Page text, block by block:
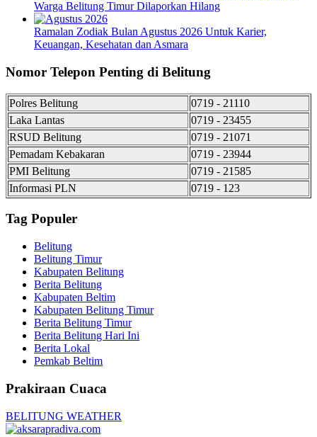
Warga Belitung Timur Dilaporkan Hilang
Ramalan Zodiak Bulan Agustus 2026 Untuk Karier,
Keuangan, Kesehatan dan Asmara
Nomor Telepon Penting di Belitung
Polres Belitung
0719 - 21110
Laka Lantas
0719 - 23455
RSUD Belitung
0719 - 21071
Pemadam Kebakaran
0719 - 23944
PMI Belitung
0719 - 21585
Informasi PLN
0719 - 123
Tag Populer
Belitung
Belitung Timur
Kabupaten Belitung
Berita Belitung
Kabupaten Beltim
Kabupaten Belitung Timur
Berita Belitung Timur
Berita Belitung Hari Ini
Berita Lokal
Pemkab Beltim
Prakiraan Cuaca
BELITUNG WEATHER